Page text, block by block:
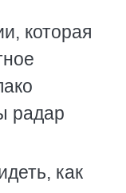
которая
радар
как